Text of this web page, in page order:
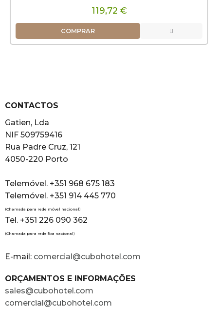
119,72 €
COMPRAR
CONTACTOS
Gatien, Lda
NIF 509759416
Rua Padre Cruz, 121
4050-220 Porto
Telemóvel. +351 968 675 183
Telemóvel. +351 914 445 770
(Chamada para rede móvel nacional)
Tel. +351 226 090 362
(Chamada para rede fixa nacional)
E-mail: comercial@cubohotel.com
ORÇAMENTOS E INFORMAÇÕES
sales@cubohotel.com
comercial@cubohotel.com